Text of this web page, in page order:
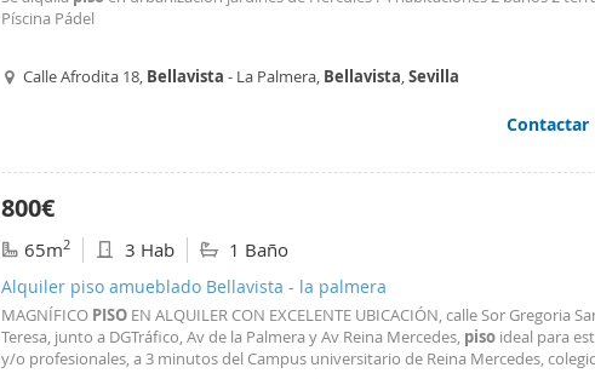
Píscina Pádel
Calle Afrodita 18, Bellavista - La Palmera, Bellavista,Sevilla
Contactar
800€
65m2 3 Hab 1 Baño
Alquiler piso amueblado Bellavista - la palmera
MAGNÍFICO PISO EN ALQUILER CON EXCELENTE UBICACIÓN, calle Sor Gregoria
Teresa, junto a DGTráfico, Av de la Palmera y Av Reina Mercedes, piso ideal para
y/o profesionales, a 3 minutos del Campus universitario de Reina Mercedes,